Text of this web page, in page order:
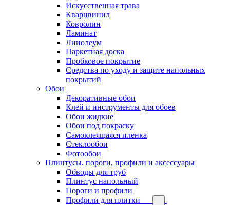
Искусственная трава
Кварцвинил
Ковролин
Ламинат
Линолеум
Паркетная доска
Пробковое покрытие
Средства по уходу и защите напольных
покрытий
Обои
Декоративные обои
Клей и инструменты для обоев
Обои жидкие
Обои под покраску
Самоклеящаяся пленка
Стеклообои
Фотообои
Плинтусы, пороги, профили и аксессуары
Обводы для труб
Плинтус напольный
Пороги и профили
Профили для плитки